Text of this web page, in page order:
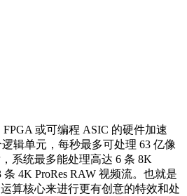
FPGA 或可编程 ASIC 的硬件加速
辑单元，每秒最多可处理 63 亿像
系统最多能处理高达 6 条 8K
条 4K ProRes RAW 视频流。也就是
算核心来进行更有创意的特效和处